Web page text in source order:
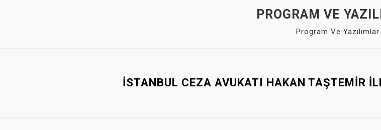
PROGRAM VE
Program Ve Yazılımlar
İSTANBUL CEZA AVUKATI HAKAN TAŞTEMIR